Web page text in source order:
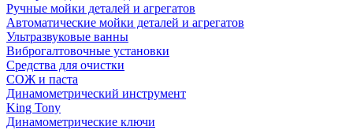
Ручные мойки деталей и агрегатов
Автоматические мойки деталей и агрегатов
Ультразвуковые ванны
Виброгалтовочные установки
Средства для очистки
СОЖ и паста
Динамометрический инструмент
King Tony
Динамометрические ключи